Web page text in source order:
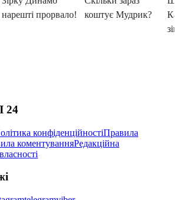
24
конфіденційностіПравила
коментуванняРедакційна